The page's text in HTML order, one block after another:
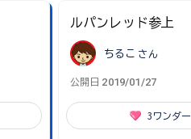
ルパンレッド参上
ちるこ さん
公開日 2019/01/27
3 ワンダー